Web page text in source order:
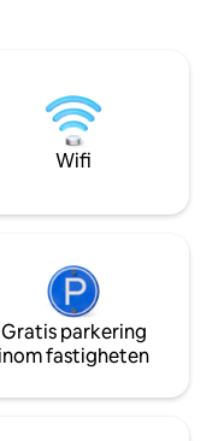
vid
autentisk
Wifi
Gratis parkering
inom fastigheten